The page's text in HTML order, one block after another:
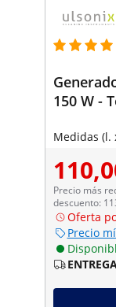
150 W -
Medidas (l.
Precio más
descuento:
Oferta
Precio